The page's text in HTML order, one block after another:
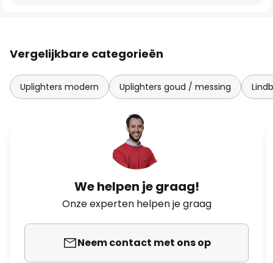
Vergelijkbare categorieën
Uplighters modern Uplighters goud / messing
We helpen je graag!
Onze experten helpen je graag
Neem contact met ons op